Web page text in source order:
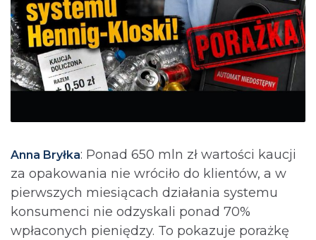
Anna Bryłka: Ponad 650 mln zł wartości kaucji
za opakowania nie wróciło do klientów, a w
pierwszych miesiącach działania systemu
konsumenci nie odzyskali ponad 70%
wpłaconych pieniędzy. To pokazuje porażkę